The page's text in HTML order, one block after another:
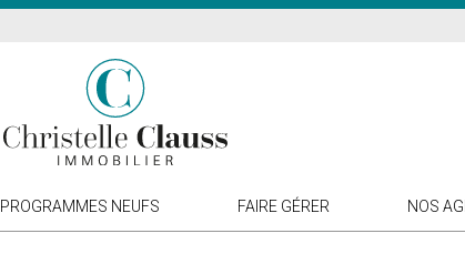
PROGRAMMES NEUFS FAIRE GÉRER NOS